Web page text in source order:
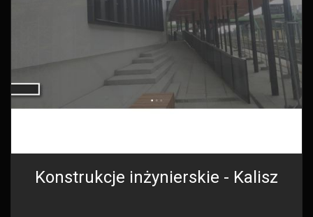
Konstrukcje inżynierskie - Kalisz